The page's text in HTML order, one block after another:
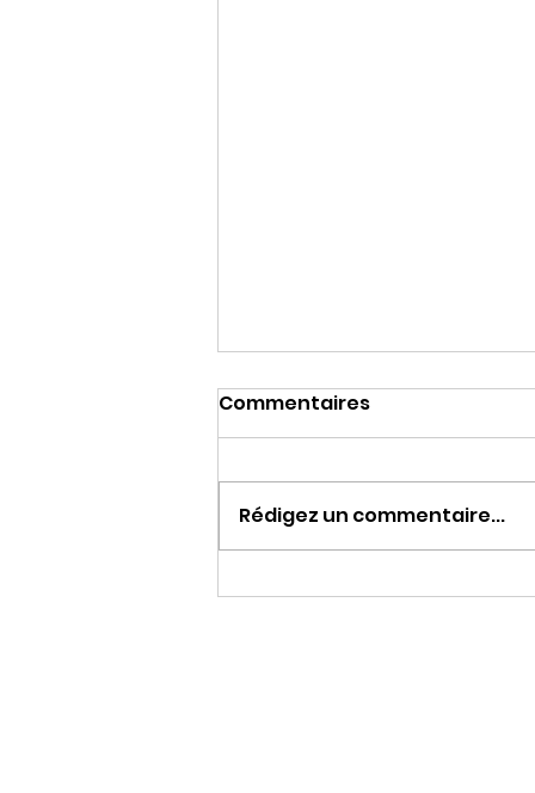
Une journée à chiner…
Commentaires
Rédigez un commentaire...